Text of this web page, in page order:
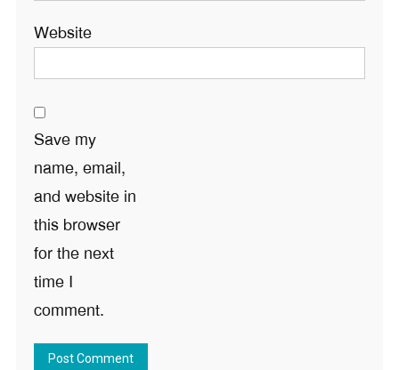
Website
Save my
name, email,
and website in
this browser
for the next
time I
comment.